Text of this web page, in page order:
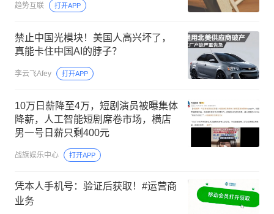
趋势互联 打开APP
禁止中国光模块！美国人高兴坏了，
真能卡住中国AI的脖子？
李云飞Afey 打开APP
10万日薪降至4万，短剧演员被曝集体
降薪，人工智能短剧席卷市场，横店
男一号日薪只剩400元
战旗娱乐中心 打开APP
凭本人手机号：验证后获取！#运营商
业务